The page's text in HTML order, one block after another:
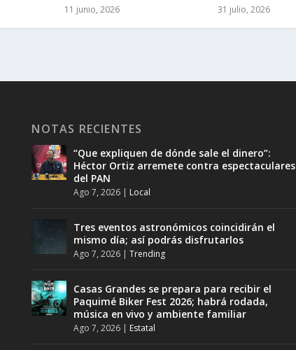
11 junio, 2026 31 julio, 2026
NOTAS RECIENTES
“Que expliquen de dónde sale el dinero”:
Héctor Ortiz arremete contra espectaculares
del PAN
Ago 7, 2026 | Local
Tres eventos astronómicos coincidirán el
mismo día; así podrás disfrutarlos
Ago 7, 2026 |Trending
Casas Grandes se prepara para recibir el
Paquimé Biker Fest 2026; habrá rodada,
música en vivo y ambiente familiar
Ago 7, 2026 | Estatal